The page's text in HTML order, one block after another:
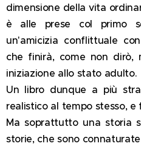
dimensione della vita
è alle prese col primo
un'amicizia conflittuale
che finirà, come non dirò,
iniziazione allo stato adulto.
Un libro dunque a più
realistico al tempo stesso, e
Ma soprattutto una storia
storie, che sono